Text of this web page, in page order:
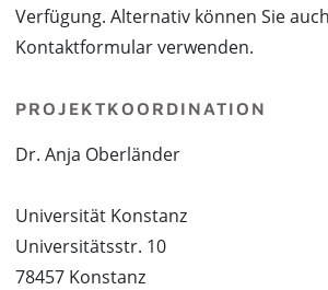
Verfügung. Alternativ können Sie
Kontaktformular verwenden.
PROJEKTKOORDINATION
Dr. Anja Oberländer
Universität Konstanz
Universitätsstr. 10
78457 Konstanz